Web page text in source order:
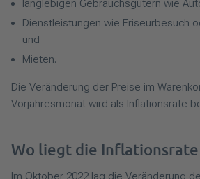
langlebigen Gebrauchsgütern wie
Dienstleistungen wie Friseurbesuch
und
Mieten.
Die Veränderung der Preise im
Vorjahresmonat wird als Inflationsrate
Wo liegt die
Im Oktober 2022 lag die Veränderung